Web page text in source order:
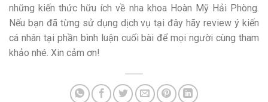
những kiến thức hữu ích về nha khoa Hoàn Mỹ Hải Phòng.
Nếu bạn đã từng sử dụng dịch vụ tại đây hãy review ý kiến
cá nhân tại phần bình luận cuối bài để mọi người cùng tham
khảo nhé. Xin cảm ơn!